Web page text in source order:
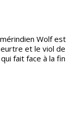
Wolf est
et le viol de
fait face à la fin